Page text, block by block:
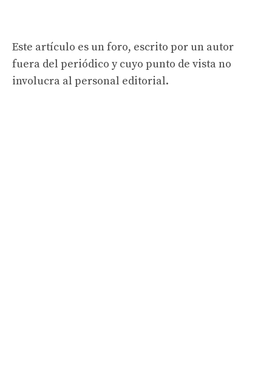
Este artículo es un foro, escrito por un autor
fuera del periódico y cuyo punto de vista no
involucra al personal editorial.